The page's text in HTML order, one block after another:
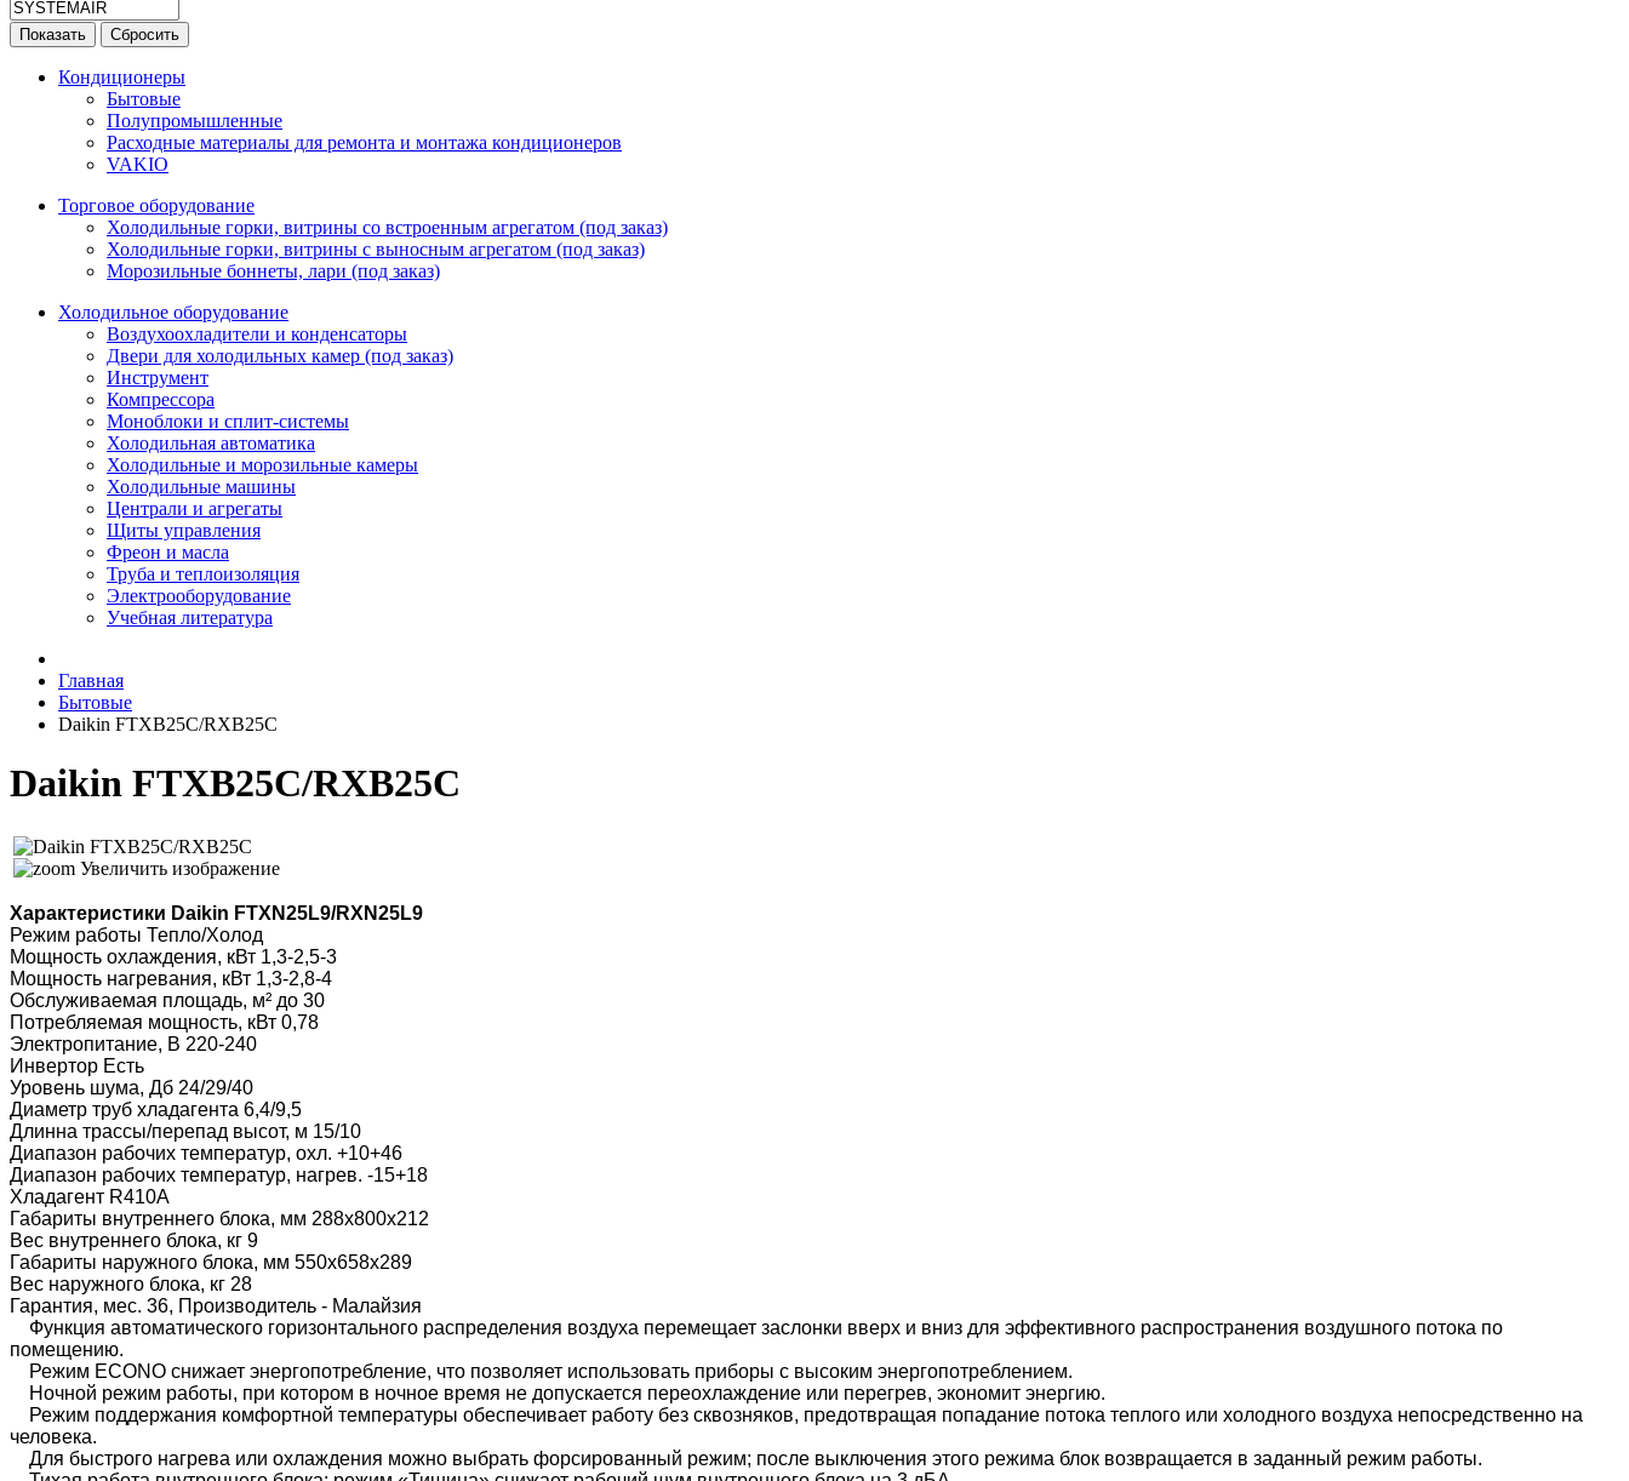
Показать Сбросить
Кондиционеры
Бытовые
Полупромышленные
Расходные материалы для ремонта и монтажа кондиционеров
VAKIO
Торговое оборудование
Холодильные горки, витрины со встроенным агрегатом (под заказ)
Холодильные горки, витрины с выносным агрегатом (под заказ)
Морозильные боннеты, лари (под заказ)
Холодильное оборудование
Воздухоохладители и конденсаторы
Двери для холодильных камер (под заказ)
Инструмент
Компрессора
Моноблоки и сплит-системы
Холодильная автоматика
Холодильные и морозильные камеры
Холодильные машины
Централи и агрегаты
Щиты управления
Фреон и масла
Труба и теплоизоляция
Электрооборудование
Учебная литература
Главная
Бытовые
Daikin FTXB25C/RXB25C
Daikin FTXB25C/RXB25C
Увеличить изображение
Характеристики Daikin FTXN25L9/RXN25L9
Режим работы Тепло/Холод
Мощность охлаждения, кВт 1,3-2,5-3
Мощность нагревания, кВт 1,3-2,8-4
Обслуживаемая площадь, м² до 30
Потребляемая мощность, кВт 0,78
Электропитание, В 220-240
Инвертор Есть
Уровень шума, Дб 24/29/40
Диаметр труб хладагента 6,4/9,5
Длинна трассы/перепад высот, м 15/10
Диапазон рабочих температур, охл. +10+46
Диапазон рабочих температур, нагрев. -15+18
Хладагент R410A
Габариты внутреннего блока, мм 288x800x212
Вес внутреннего блока, кг 9
Габариты наружного блока, мм 550x658x289
Вес наружного блока, кг 28
Гарантия, мес. 36, Производитель - Малайзия
Функция автоматического горизонтального распределения воздуха перемещает заслонки вверх и вниз для эффективного распространения воздушного потока по
помещению.
Режим ECONO снижает энергопотребление, что позволяет использовать приборы с высоким энергопотреблением.
Ночной режим работы, при котором в ночное время не допускается переохлаждение или перегрев, экономит энергию.
Режим поддержания комфортной температуры обеспечивает работу без сквозняков, предотвращая попадание потока теплого или холодного воздуха непосредственно на
человека.
Для быстрого нагрева или охлаждения можно выбрать форсированный режим; после выключения этого режима блок возвращается в заданный режим работы.